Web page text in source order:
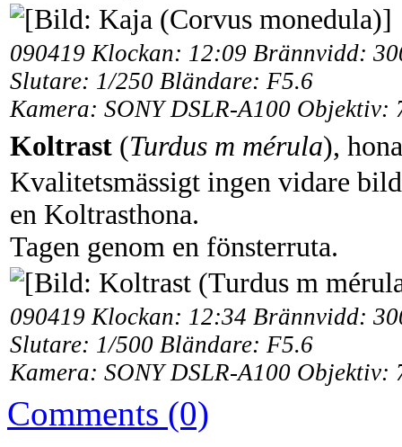
090419 Klockan: 12:09 Brännvidd:
Slutare: 1/250 Bländare: F5.6
Kamera: SONY DSLR-A100
Koltrast (Turdus m mérula), hona
Kvalitetsmässigt ingen vidare
en Koltrasthona.
Tagen genom en fönsterruta.
090419 Klockan: 12:34 Brännvidd:
Slutare: 1/500 Bländare: F5.6
Kamera: SONY DSLR-A100
Comments (0)